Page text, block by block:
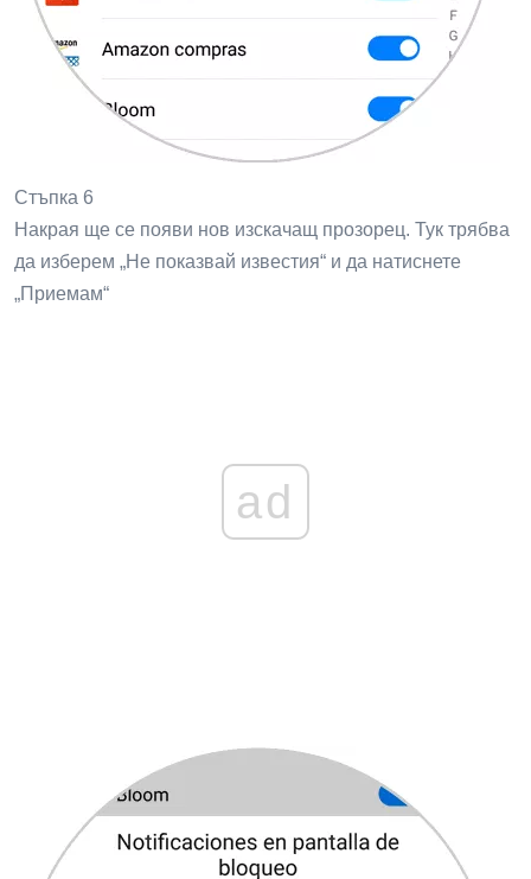
Стъпка 6
Накрая ще се появи нов изскачащ прозорец. Тук трябва
да изберем „Не показвай известия“ и да натиснете
„Приемам“
ad